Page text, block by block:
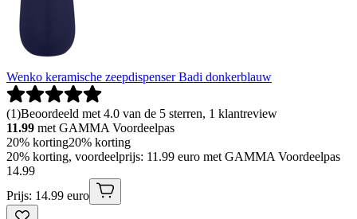
Wenko keramische zeepdispenser Badi donkerblauw
(1)Beoordeeld met 4.0 van de 5 sterren, 1 klantreview
11.99 met GAMMA Voordeelpas
20% korting20% korting
20% korting, voordeelprijs: 11.99 euro met GAMMA Voordeelpas
14.99
Prijs: 14.99 euro